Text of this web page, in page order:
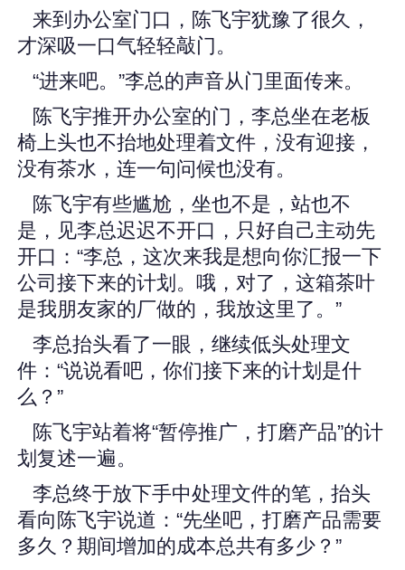
来到办公室门口，陈飞宇犹豫了很久，
才深吸一口气轻轻敲门。
“进来吧。”李总的声音从门里面传来。
陈飞宇推开办公室的门，李总坐在老板
椅上头也不抬地处理着文件，没有迎接，
没有茶水，连一句问候也没有。
陈飞宇有些尴尬，坐也不是，站也不
是，见李总迟迟不开口，只好自己主动先
开口：“李总，这次来我是想向你汇报一下
公司接下来的计划。哦，对了，这箱茶叶
是我朋友家的厂做的，我放这里了。”
李总抬头看了一眼，继续低头处理文
件：“说说看吧，你们接下来的计划是什
么？”
陈飞宇站着将“暂停推广，打磨产品”的计
划复述一遍。
李总终于放下手中处理文件的笔，抬头
看向陈飞宇说道：“先坐吧，打磨产品需要
多久？期间增加的成本总共有多少？”